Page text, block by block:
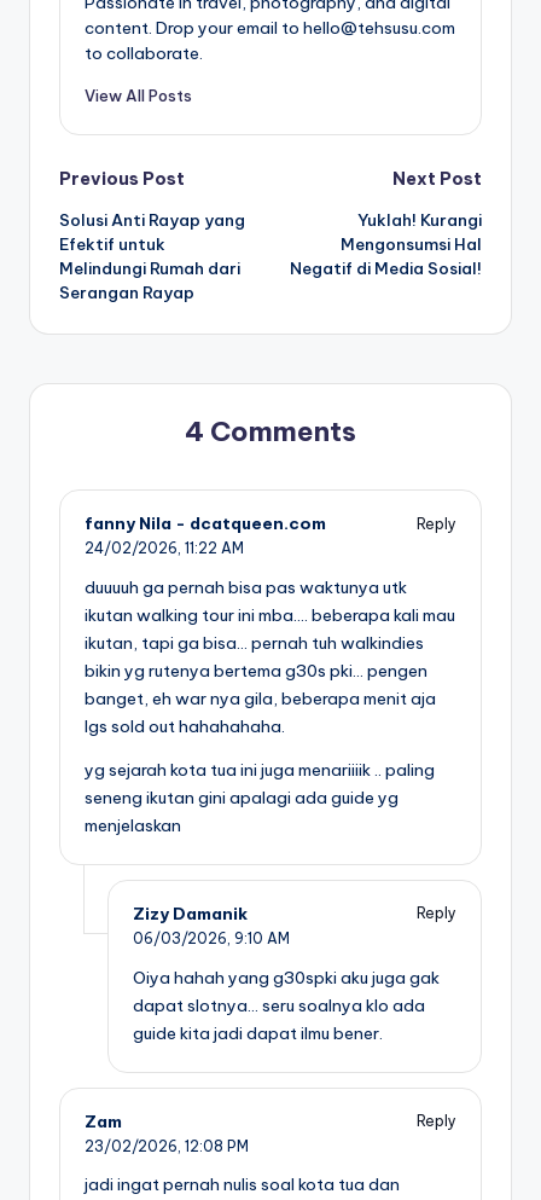
content. Drop your email to hello@tehsusu.com
to collaborate.
View All Posts
Post
navigation
Previous Post
Solusi Anti Rayap yang
Efektif untuk
Melindungi Rumah dari
Serangan Rayap
Next Post
Yuklah! Kurangi
Mengonsumsi Hal
Negatif di Media Sosial!
4 Comments
fanny Nila - dcatqueen.com
Reply
24/02/2026, 11:22 AM
duuuuh ga pernah bisa pas waktunya utk
ikutan walking tour ini mba…. beberapa kali mau
ikutan, tapi ga bisa… pernah tuh walkindies
bikin yg rutenya bertema g30s pki… pengen
banget, eh war nya gila, beberapa menit aja
lgs sold out hahahahaha.
yg sejarah kota tua ini juga menariiiik .. paling
seneng ikutan gini apalagi ada guide yg
menjelaskan
Zizy Damanik
Reply
06/03/2026, 9:10 AM
Oiya hahah yang g30spki aku juga gak
dapat slotnya… seru soalnya klo ada
guide kita jadi dapat ilmu bener.
Zam
Reply
23/02/2026, 12:08 PM
jadi ingat pernah nulis soal kota tua dan